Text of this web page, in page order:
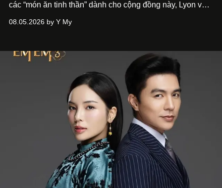
các “món ăn tinh thần” dành cho cộng đồng này, Lyon và
phẩm múa đương đại thành hiện thực, mang tên Lắng
08.05.2026 by Y My